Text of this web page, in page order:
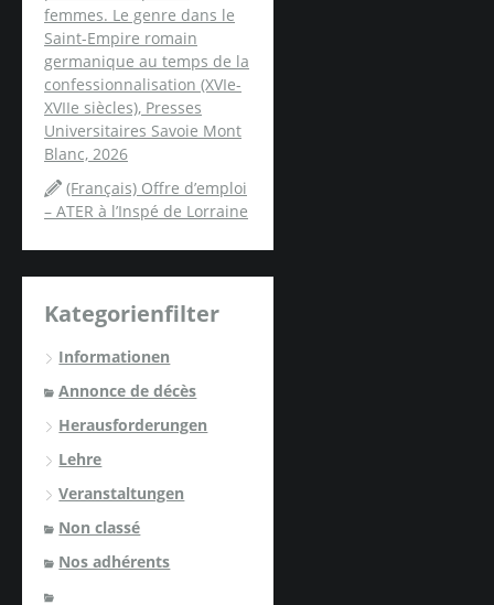
femmes. Le genre dans le
Saint-Empire romain
germanique au temps de la
confessionnalisation (XVIe-
XVIIe siècles), Presses
Universitaires Savoie Mont
Blanc, 2026
(Français) Offre d’emploi
– ATER à l’Inspé de Lorraine
Kategorienfilter
Informationen
Annonce de décès
Herausforderungen
Lehre
Veranstaltungen
Non classé
Nos adhérents